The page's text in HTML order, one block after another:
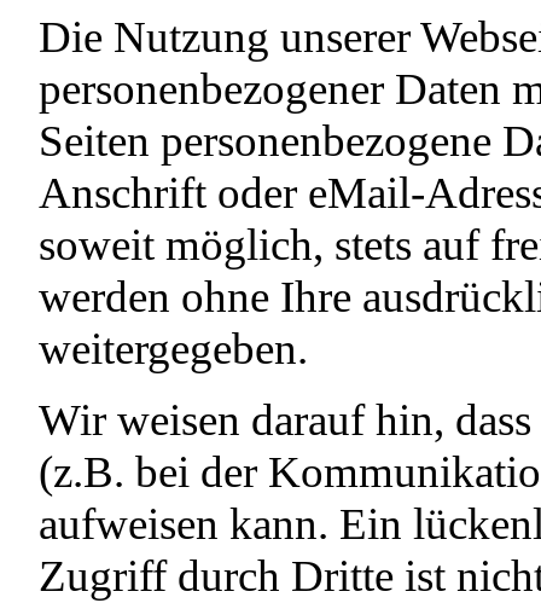
Die Nutzung unserer
personenbezogener Daten
Seiten personenbezogene
Anschrift oder eMail-
soweit möglich, stets auf
werden ohne Ihre
weitergegeben.
Wir weisen darauf hin,
(z.B. bei der
aufweisen kann. Ein
Zugriff durch Dritte ist